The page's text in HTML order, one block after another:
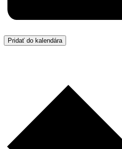
Pridať do kalendára